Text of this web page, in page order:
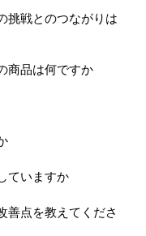
挑戦とのつながりは
商品は何ですか
ていますか
善点を教えてくださ